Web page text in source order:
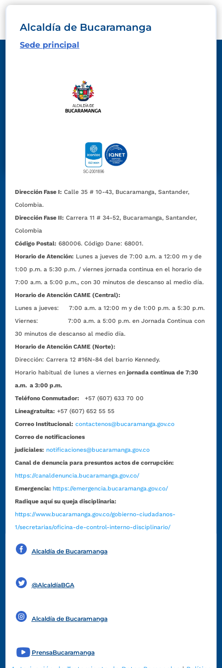
Alcaldía de Bucaramanga
Sede principal
Dirección Fase I: Calle 35 # 10-43, Bucaramanga, Santander,
Colombia.
Dirección Fase II: Carrera 11 # 34-52, Bucaramanga, Santander,
Colombia
Código Postal: 680006. Código Dane: 68001.
Horario de Atención: Lunes a jueves de 7:00 a.m. a 12:00 m y de
1:00 p.m. a 5:30 p.m. / viernes jornada continua en el horario de
7:00 a.m. a 5:00 p.m., con 30 minutos de descanso al medio día.
Horario de Atención CAME (Central):
Lunes a jueves: 7:00 a.m. a 12:00 m y de 1:00 p.m. a 5:30 p.m.
Viernes: 7:00 a.m. a 5:00 p.m. en Jornada Continua con
30 minutos de descanso al medio día.
Horario de Atención CAME (Norte):
Dirección:Carrera 12 #16N-84 del barrio Kennedy.
Horario habitual de lunes a viernes en jornada continua de 7:30
a.m. a 3:00 p.m.
Teléfono Conmutador:
+57 (607) 633 70 00
Líneagratuita: +57 (607) 652 55 55
Correo Institucional: contactenos@bucaramanga.gov.co
Correo de notificaciones
judiciales: notificaciones@bucaramanga.gov.co
Canal de denuncia para presuntos actos de corrupción:
https://canaldenuncia.bucaramanga.gov.co/
Emergencia: https://emergencia.bucaramanga.gov.co/
Radique aquí su queja disciplinaria:
https://www.bucaramanga.gov.co/gobierno-ciudadanos-
1/secretarias/oficina-de-control-interno-disciplinario/
Alcaldía de Bucaramanga
@AlcaldíaBGA
Alcaldía de Bucaramanga
PrensaBucaramanga